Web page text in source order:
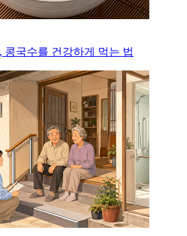
콩국수를 건강하게 먹는 법